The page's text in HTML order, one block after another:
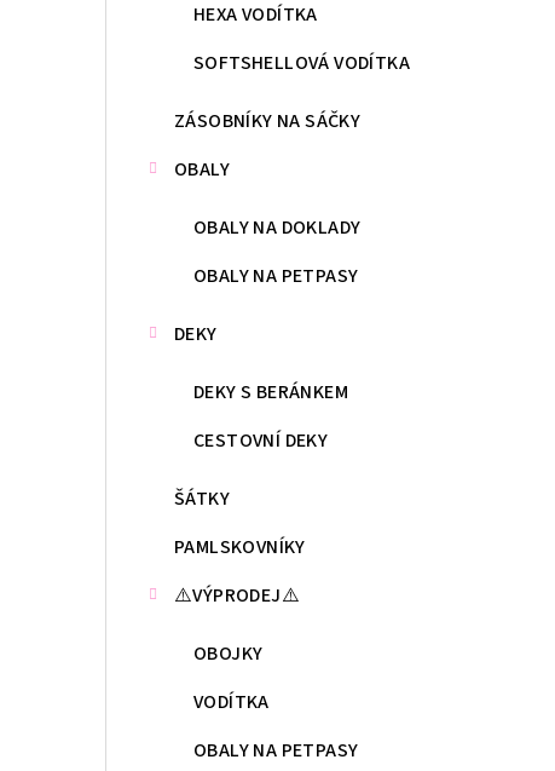
HEXA VODÍTKA
SOFTSHELLOVÁ VODÍTKA
ZÁSOBNÍKY NA SÁČKY
OBALY
OBALY NA DOKLADY
OBALY NA PETPASY
DEKY
DEKY S BERÁNKEM
CESTOVNÍ DEKY
ŠÁTKY
PAMLSKOVNÍKY
⚠️VÝPRODEJ⚠️
OBOJKY
VODÍTKA
OBALY NA PETPASY